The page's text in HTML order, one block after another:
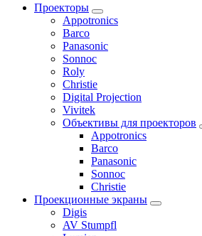
Проекторы
Appotronics
Barco
Panasonic
Sonnoc
Roly
Christie
Digital Projection
Vivitek
Объективы для проекторов
Appotronics
Barco
Panasonic
Sonnoc
Сhristie
Проекционные экраны
Digis
AV Stumpfl